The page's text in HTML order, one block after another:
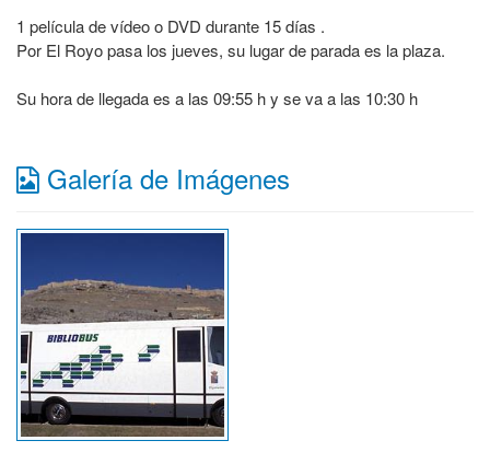
1 película de vídeo o DVD durante 15 días .
Por El Royo pasa los jueves, su lugar de parada es la plaza.
Su hora de llegada es a las 09:55 h y se va a las 10:30 h
Galería de Imágenes